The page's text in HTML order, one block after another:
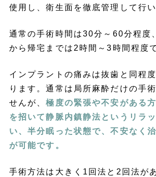
使用し、衛生面を徹底管理して行い
通常の手術時間は30分～60分程度
から帰宅までは2時間～3時間程度
インプラントの痛みは抜歯と同程
ります。通常は局所麻酔だけの手
せんが、極度の緊張や不安がある
を招いて静脈内鎮静法というリラ
い、半分眠った状態で、不安なく
が可能です。
手術方法は大きく1回法と2回法が